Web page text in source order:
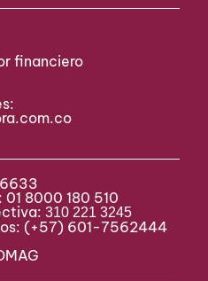
financiero
8000 180 510
310 221 3245
(+57) 601-7562444